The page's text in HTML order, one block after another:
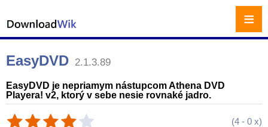
EasyDVD 2.1.3.89
EasyDVD je nepriamym nástupcom Athena DVD
Playera! v2, ktorý v sebe nesie rovnaké jadro.
(4 - 0 x)
≡